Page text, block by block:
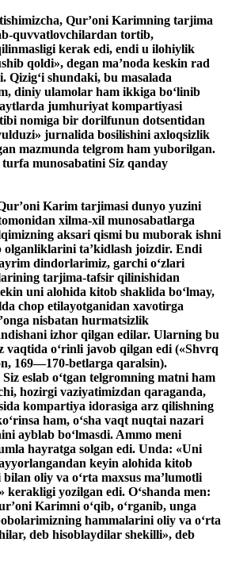
Qur’oni Karimning tarjima
quvvatlovchilardan tortib,
kerak edi, endi u ilohiylik
qoldi», degan ma’noda keskin rad
Qizig‘i shundaki, bu masalada
diniy ulamolar ham ikkiga bo‘linib
jumhuriyat kompartiyasi
nomiga bir dorilfunun dotsentidan
jurnalida bosilishini axloqsizlik
mazmunda telgrom ham yuborilgan.
munosabatini Siz qanday
Karim tarjimasi dunyo yuzini
xilma-xil munosabatlarga
aksari qismi bu muborak ishni
ta’kidlash joizdir. Endi
dindorlarimiz, garchi o‘zlari
tarjima-tafsir qilinishidan
uni alohida kitob shaklida bo‘lmay,
chop etilayotganidan xavotirga
nisbatan hurmatsizlik
izhor qilgan edilar. Ularning bu
vaqtida o‘rinli javob qilgan edi («Shvrq
169—170-betlarga qaralsin).
Siz eslab o‘tgan telgromning matni ham
hozirgi vaziyatimizdan qaraganda,
kompartiya idorasiga arz qilishning
ham, o‘sha vaqt nuqtai nazari
ayblab bo‘lmasdi. Ammo meni
hayratga solgan edi. Unda: «Uni
keyin alohida kitob
oliy va o‘rta maxsus ma’lumotli
kerakligi yozilgan edi. O‘shanda men:
Karimni o‘qib, o‘rganib, unga
hammalarini oliy va o‘rta
deb hisoblaydilar shekilli», deb